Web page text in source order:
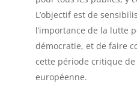
L’objectif est de
l’importance de la lutte
démocratie, et de faire
cette période critique de
européenne.